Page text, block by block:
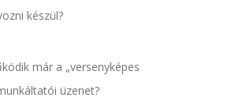
készül?
már a „versenyképes
üzenet?